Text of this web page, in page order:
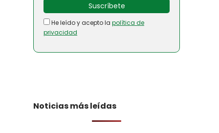
He leído y acepto la política de
privacidad
Noticias más leídas